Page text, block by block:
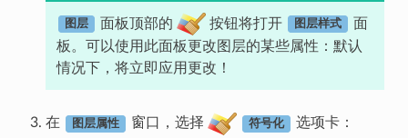
图层 面板顶部的 按钮将打开 图层样式
面
板。可以使用此面板更改图层的某些属性：默认
情况下，将立即应用更改！
在 图层属性 窗口，选择 符号化 选项卡：